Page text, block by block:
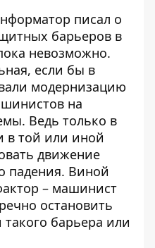
писал о
барьеров в
невозможно.
если бы в
модернизацию
на
Ведь только в
в той или иной
движение
падения. Виной
– машинист
остановить
барьера или